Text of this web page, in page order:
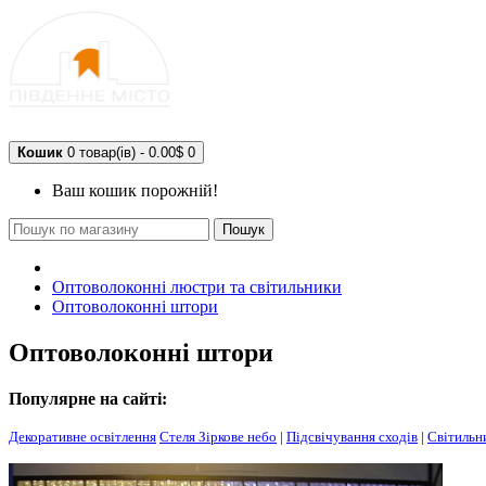
Кошик 0 товар(ів) - 0.00$ 0
Ваш кошик порожній!
Пошук
Оптоволоконні люстри та світильники
Оптоволоконні штори
Оптоволоконні штори
Популярне на сайті:
Декоративне освітлення Стеля Зіркове небо | Підсвічування сходів |